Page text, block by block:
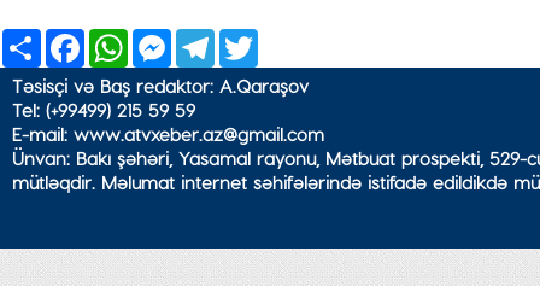
ShareFacebookWhatsApp
Messenger
Telegram
Təsisçi və Baş redaktor: A.Qaraşov
Tel: (+99499) 215 59 59
E-mail: www.atvxeber.az@gmail.com
Ünvan: Bakı şəhəri, Yasamal rayonu, Mətbuat prospekti,
mütləqdir. Məlumat internet səhifələrində istifadə edildikdə